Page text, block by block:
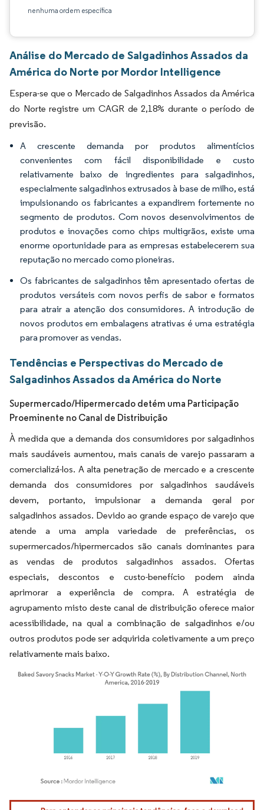
nenhuma ordem específica
Análise do Mercado de Salgadinhos Assados da
América do Norte por Mordor Intelligence
Espera-se que o Mercado de Salgadinhos Assados da América
do Norte registre um CAGR de 2,18% durante o período de
previsão.
A crescente demanda por produtos alimentícios
convenientes com fácil disponibilidade e custo
relativamente baixo de ingredientes para salgadinhos,
especialmente salgadinhos extrusados à base de milho, está
impulsionando os fabricantes a expandirem fortemente no
segmento de produtos. Com novos desenvolvimentos de
produtos e inovações como chips multigrãos, existe uma
enorme oportunidade para as empresas estabelecerem sua
reputação no mercado como pioneiras.
Os fabricantes de salgadinhos têm apresentado ofertas de
produtos versáteis com novos perfis de sabor e formatos
para atrair a atenção dos consumidores. A introdução de
novos produtos em embalagens atrativas é uma estratégia
para promover as vendas.
Tendências e Perspectivas do Mercado de
Salgadinhos Assados da América do Norte
Supermercado/Hipermercado detém uma Participação
Proeminente no Canal de Distribuição
À medida que a demanda dos consumidores por salgadinhos
mais saudáveis aumentou, mais canais de varejo passaram a
comercializá-los. A alta penetração de mercado e a crescente
demanda dos consumidores por salgadinhos saudáveis
devem, portanto, impulsionar a demanda geral por
salgadinhos assados. Devido ao grande espaço de varejo que
atende a uma ampla variedade de preferências, os
supermercados/hipermercados são canais dominantes para
as vendas de produtos salgadinhos assados. Ofertas
especiais, descontos e custo-benefício podem ainda
aprimorar a experiência de compra. A estratégia de
agrupamento misto deste canal de distribuição oferece maior
acessibilidade, na qual a combinação de salgadinhos e/ou
outros produtos pode ser adquirida coletivamente a um preço
relativamente mais baixo.
Imagem © Mordor Intelligence. O reuso requer atribuição conforme CC BY 4.0.